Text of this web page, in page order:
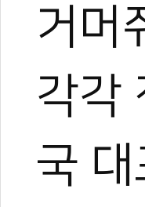
거머
각각
국